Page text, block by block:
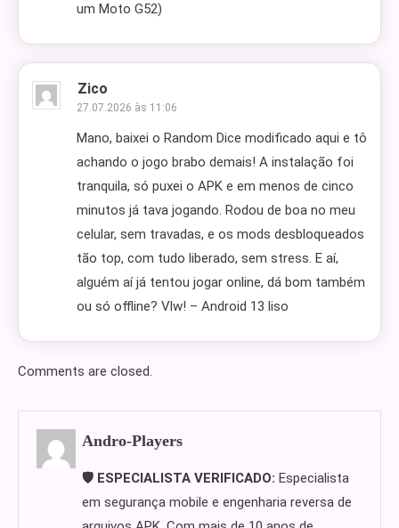
um Moto G52)
Zico
27.07.2026 às 11:06
Mano, baixei o Random Dice modificado aqui e tô
achando o jogo brabo demais! A instalação foi
tranquila, só puxei o APK e em menos de cinco
minutos já tava jogando. Rodou de boa no meu
celular, sem travadas, e os mods desbloqueados
tão top, com tudo liberado, sem stress. E aí,
alguém aí já tentou jogar online, dá bom também
ou só offline? Vlw! – Android 13 liso
Comments are closed.
Andro-Players
🛡️ ESPECIALISTA VERIFICADO: Especialista
em segurança mobile e engenharia reversa de